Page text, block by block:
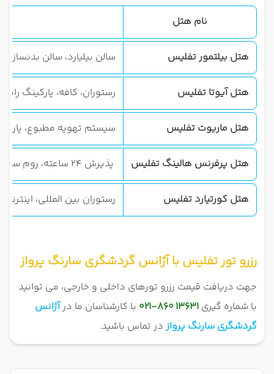
نام هتل
هتل بیلتمور تفلیس سالن بیلیارد، سالن
هتل آیوتا تفلیس رستوران، کافه، پارکینگ
هتل ماریوت تفلیس سیستم تهویه مطبوع،
هتل پرفرنس هالینگ تفلیس پذیرش 24 ساعته، روم سرویس، رستوران، کافه، استخر، سونا، جکوزی، زمین‌بازی کودکان، سالن بدنسازی، سالن جلسات
هتل کورتیارد تفلیس رستوران بین المللی،
رزرو تور تفلیس با آژانس گردشگری سارنگ پرواز
جهت دریافت قیمت رزرو تورهای داخلی و خارجی، می توانید
با شماره گیری 13631 860-021 با کارشناسان ما درآژانس
گردشگری سارنگ پروازدر تماس باشید.